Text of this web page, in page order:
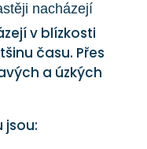
nacházejí
v blízkosti
času. Přes
a úzkých
jsou: